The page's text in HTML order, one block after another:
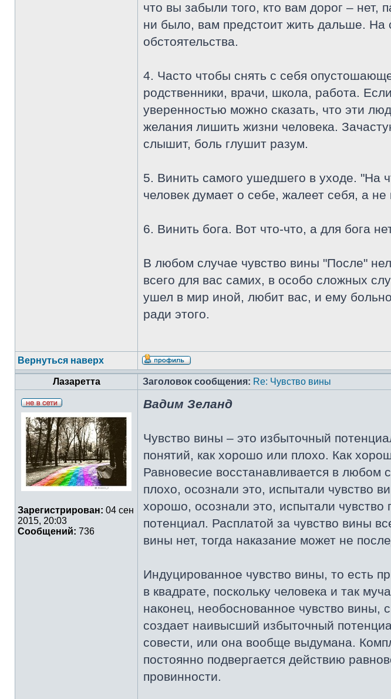
что вы забыли того, кто вам дорог –
ни было, вам предстоит жить дальше. На
обстоятельства.
4. Часто чтобы снять с себя
родственники, врачи, школа, работа.
уверенностью можно сказать, что эти
желания лишить жизни человека.
слышит, боль глушит разум.
5. Винить самого ушедшего в уходе. "На
человек думает о себе, жалеет себя, а
6. Винить бога. Вот что-что, а для бога
В любом случае чувство вины "После"
всего для вас самих, в особо сложных
ушел в мир иной, любит вас, и ему
ради этого.
Вернуться наверх
Лазаретта Заголовок сообщения: Re: Чувство вины
Зарегистрирован: 04 сен
2015, 20:03
Сообщений: 736
Вадим Зеланд
Чувство вины – это избыточный
понятий, как хорошо или плохо. Как
Равновесие восстанавливается в любом
плохо, осознали это, испытали чувство
хорошо, осознали это, испытали чувство
потенциал. Расплатой за чувство вины
вины нет, тогда наказание может не
Индуцированное чувство вины, то есть
в квадрате, поскольку человека и так
наконец, необоснованное чувство вины,
создает наивысший избыточный
совести, или она вообще выдумана.
постоянно подвергается действию
провинности.